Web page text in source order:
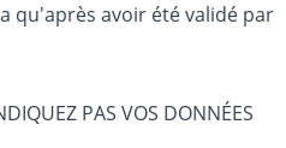
qu'après avoir été validé par
PAS VOS DONNÉES